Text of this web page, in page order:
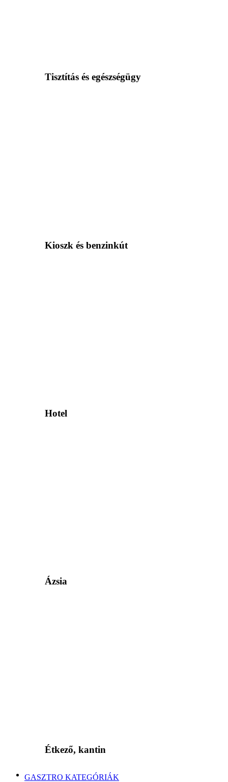
Tisztítás és egészségügy
Kioszk és benzinkút
Hotel
Ázsia
Étkező, kantin
GASZTRO KATEGÓRIÁK